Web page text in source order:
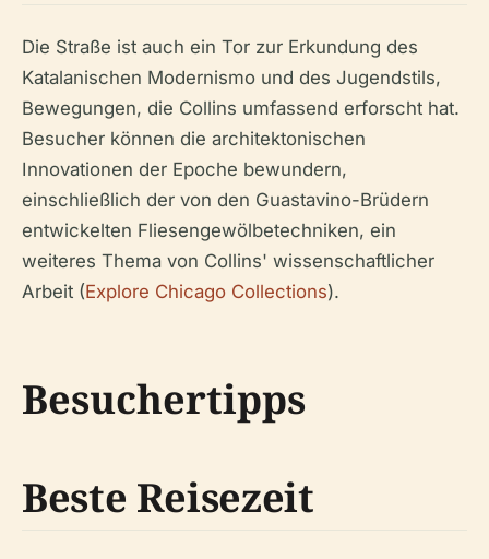
Die Straße ist auch ein Tor zur Erkundung des
Katalanischen Modernismo und des Jugendstils,
Bewegungen, die Collins umfassend erforscht hat.
Besucher können die architektonischen
Innovationen der Epoche bewundern,
einschließlich der von den Guastavino-Brüdern
entwickelten Fliesengewölbetechniken, ein
weiteres Thema von Collins' wissenschaftlicher
Arbeit (Explore Chicago Collections).
Besuchertipps
Beste Reisezeit